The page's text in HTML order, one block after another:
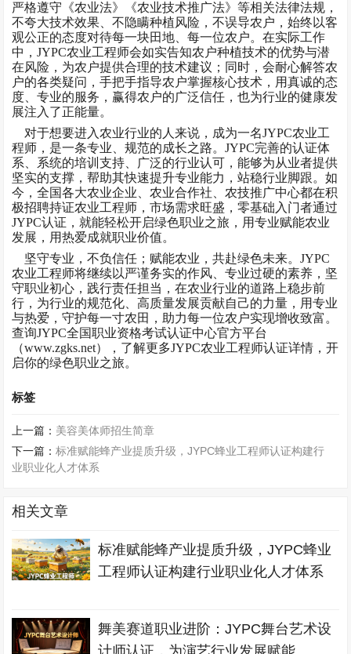
严格遵守《农业法》《农业技术推广法》等相关法律法规，
不夸大技术效果、不隐瞒种植风险，不误导农户，始终以客
观公正的态度对待每一块田地、每一位农户。在实际工作
中，JYPC农业工程师会如实告知农户种植技术的优势与潜
在风险，为农户提供合理的技术建议；同时，会耐心解答农
户的各类疑问，手把手指导农户掌握核心技术，用真诚的态
度、专业的服务，赢得农户的广泛信任，也为行业的健康发
展注入了正能量。
对于想要进入农业行业的人来说，成为一名JYPC农业工
程师，是一条专业、规范的成长之路。JYPC完善的认证体
系、系统的培训支持、广泛的行业认可，能够为从业者提供
坚实的支撑，帮助其快速提升专业能力，站稳行业脚跟。如
今，全国各大农业企业、农业合作社、农技推广中心都在积
极招聘持证农业工程师，市场需求旺盛，零基础入门者通过
JYPC认证，就能轻松开启绿色职业之旅，用专业赋能农业
发展，用热爱成就职业价值。
坚守专业，不负信任；赋能农业，共赴绿色未来。JYPC
农业工程师将继续以严谨务实的作风、专业过硬的素养，坚
守职业初心，践行责任担当，在农业行业的道路上稳步前
行，为行业的规范化、高质量发展贡献自己的力量，用专业
与热爱，守护每一寸农田，助力每一位农户实现增收致富。
查询JYPC全国职业资格考试认证中心官方平台
（www.zgks.net），了解更多JYPC农业工程师认证详情，开
启你的绿色职业之旅。
标签
上一篇： 美容美体师招生简章
下一篇：标准赋能蜂产业提质升级，JYPC蜂业工程师认证构建行
业职业化人才体系
相关文章
标准赋能蜂产业提质升级，JYPC蜂业
工程师认证构建行业职业化人才体系
舞美赛道职业进阶：JYPC舞台艺术设
计师认证，为演艺行业发展赋能